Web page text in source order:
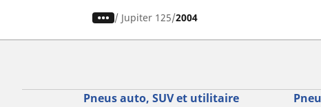
/ Jupiter 125 2004
Pneus auto, SUV et utilitaire